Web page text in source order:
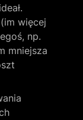
więcej
np.
mniejsza